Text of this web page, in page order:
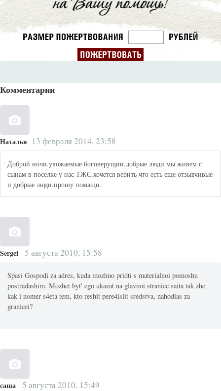
Комментарии
Наталья 13 февраля 2014, 23:58
Доброй ночи.увожаемые боговерущии.добрые люди мы живем с
сынам в поселке у нас ТЖС.хочется верить что есть еще отзывчивые
и добрые люди.прошу помащи.
Sergei 5 августа 2010, 15:58
Spasi Gospodi za adres, kuda mozhno pridti s materialnoi pomoshu
postradashim. Mozhet byt' ego ukazat na glavnoi stranice saita tak zhe
kak i nomer s4eta tem, kto reshit pere4islit sredstva, nahodias za
granicei?
саша 5 августа 2010, 15:49